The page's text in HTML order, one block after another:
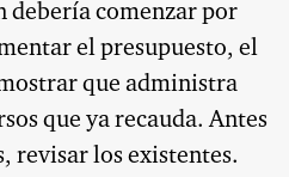
debería comenzar por
el presupuesto, el
que administra
que ya recauda. Antes
revisar los existentes.